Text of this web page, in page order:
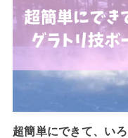
超簡単にできて、い